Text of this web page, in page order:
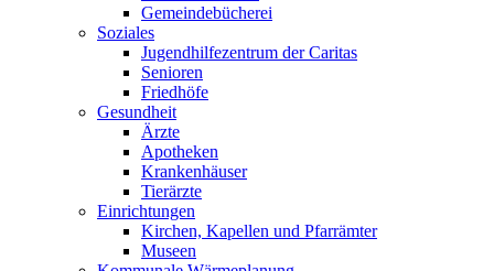
Gemeindebücherei
Soziales
Jugendhilfezentrum der Caritas
Senioren
Friedhöfe
Gesundheit
Ärzte
Apotheken
Krankenhäuser
Tierärzte
Einrichtungen
Kirchen, Kapellen und Pfarrämter
Museen